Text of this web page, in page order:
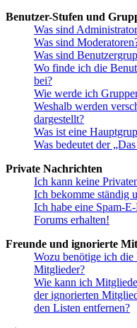
Benutzer-Stufen und
Was sind
Was sind
Was sind
Wo finde ich die
bei?
Wie werde ich
Weshalb werden
dargestellt?
Was ist eine
Was bedeutet der
Private Nachrichten
Ich kann keine
Ich bekomme ständig
Ich habe eine Spam-
Forums erhalten!
Freunde und ignorierte
Wozu benötige ich
Mitglieder?
Wie kann ich
der ignorierten
den Listen entfernen?